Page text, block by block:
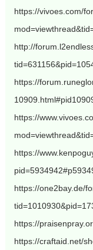
https://vivoes.com/
http://
https://
https://
https://
https://one2bay.de/
https://
https://craftaid.net/